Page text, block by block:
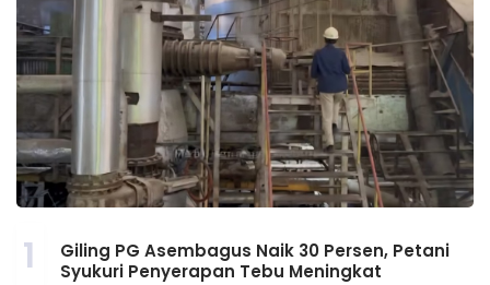
1
Giling PG Asembagus Naik 30 Persen, Petani
Syukuri Penyerapan Tebu Meningkat